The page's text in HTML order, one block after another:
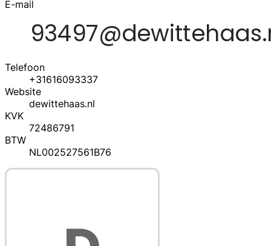
E-mail
Telefoon
+31616093337
Website
dewittehaas.nl
KVK
72486791
BTW
NL002527561B76